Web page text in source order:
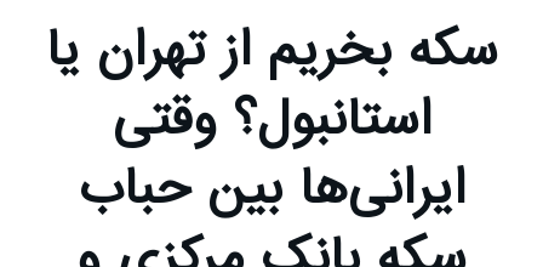
سکه بخریم از تهران یا
استانبول؟ وقتی
ایرانی‌ها بین حباب